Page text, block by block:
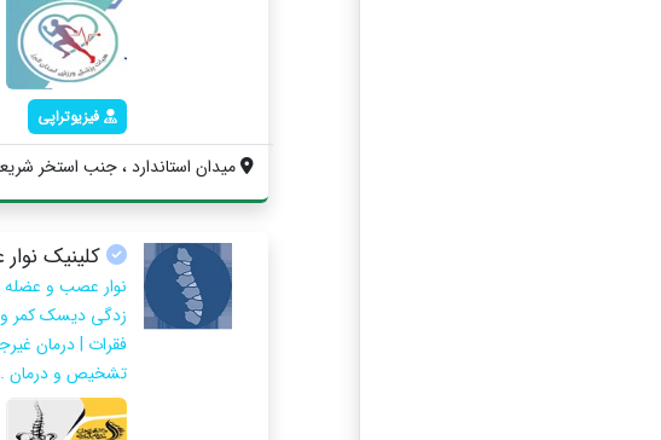
فیزیوتراپی
میدان استاندارد ، جنب استخر
کلینیک
زدگی دیسک کمر
فقرات | درمان
تشخیص و درمان